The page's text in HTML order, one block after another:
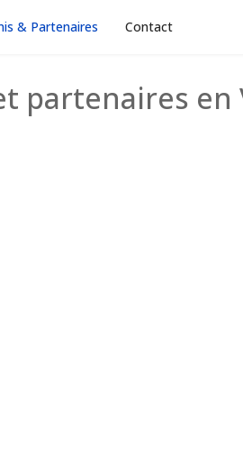
& Partenaires Contact
partenaires en